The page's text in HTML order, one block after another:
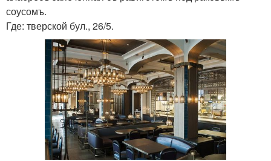
соусомъ.
Где: тверской бул., 26/5.